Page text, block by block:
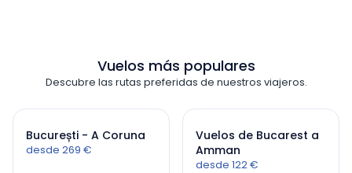
Vuelos más populares
Descubre las rutas preferidas de nuestros viajeros.
București - A Coruna
desde 269 €
Vuelos de Bucarest a
Amman
desde 122 €